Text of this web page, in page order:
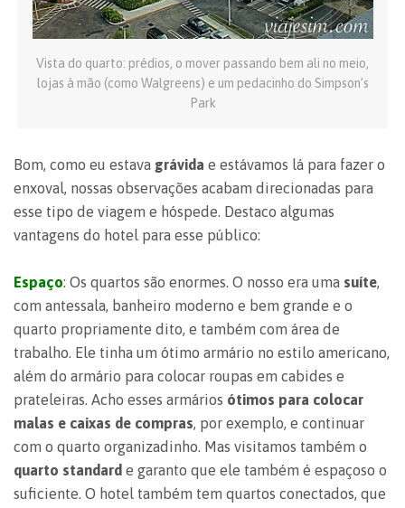
Vista do quarto: prédios, o mover passando bem ali no meio,
lojas à mão (como Walgreens) e um pedacinho do Simpson’s
Park
Bom, como eu estava grávida e estávamos lá para fazer o
enxoval, nossas observações acabam direcionadas para
esse tipo de viagem e hóspede. Destaco algumas
vantagens do hotel para esse público:
Espaço: Os quartos são enormes. O nosso era uma suíte,
com antessala, banheiro moderno e bem grande e o
quarto propriamente dito, e também com área de
trabalho. Ele tinha um ótimo armário no estilo americano,
além do armário para colocar roupas em cabides e
prateleiras. Acho esses armários ótimos para colocar
malas e caixas de compras, por exemplo, e continuar
com o quarto organizadinho. Mas visitamos também o
quarto standard e garanto que ele também é espaçoso o
suficiente. O hotel também tem quartos conectados, que